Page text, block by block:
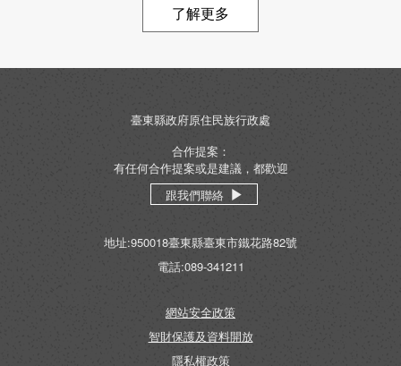
了解更多
臺東縣政府原住民族行政處
合作提案：
有任何合作提案或是建議，都歡迎
跟我們聯絡
地址:950018臺東縣臺東市鐵花路82號
電話:089-341211
網站安全政策
智財保護及資料開放
隱私權政策